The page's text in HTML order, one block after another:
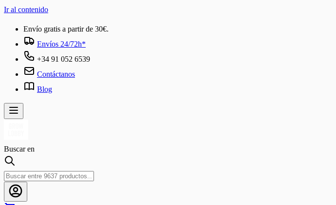
Ir al contenido
Envío gratis a partir de 30€.
Envíos 24/72h*
+34 91 052 6539
Contáctanos
Blog
Buscar en